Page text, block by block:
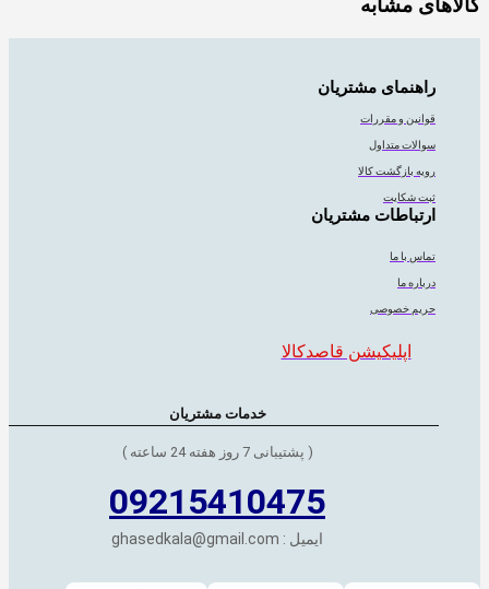
کالاهای مشابه
راهنمای مشتریان
قوانین و مقررات
سوالات متداول
رویه بازگشت کالا
ثبت شکایت
ارتباطات مشتریان
تماس با ما
درباره ما
حریم خصوصی
اپلیکیشن قاصدکالا
خدمات مشتریان
( پشتیبانی 7 روز هفته 24 ساعته )
09215410475
ایمیل : ghasedkala@gmail.com